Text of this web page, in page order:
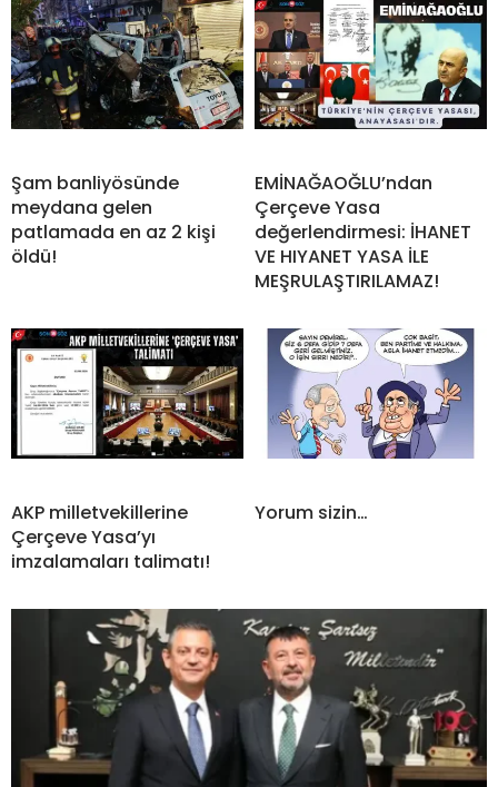
Şam banliyösünde
meydana gelen
patlamada en az 2 kişi
öldü!
EMİNAĞAOĞLU’ndan
Çerçeve Yasa
değerlendirmesi: İHANET
VE HIYANET YASA İLE
MEŞRULAŞTIRILAMAZ!
AKP milletvekillerine
Çerçeve Yasa’yı
imzalamaları talimatı!
Yorum sizin…